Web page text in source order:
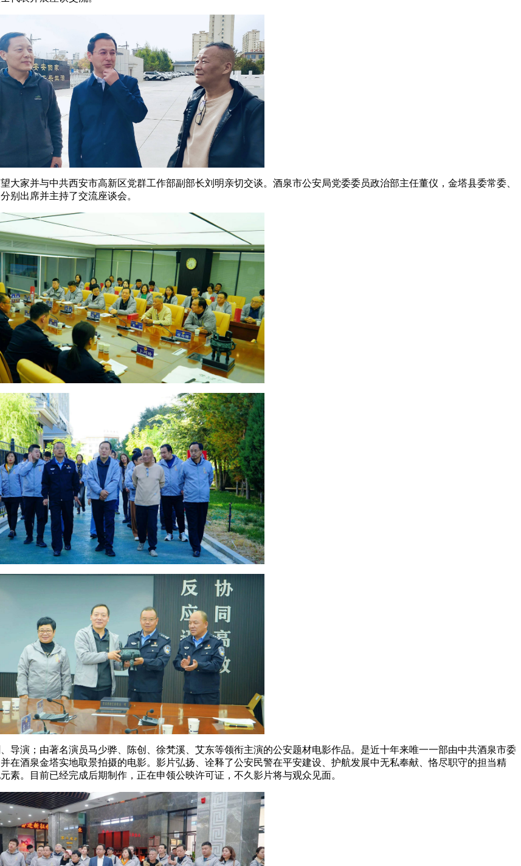
大家并与中共西安市高新区党群工作部副部长刘明亲切交谈。酒泉市公安局党委委员政治部主任董仪，金塔县委常委、
别出席并主持了交流座谈会。
导演；由著名演员马少骅、陈创、徐梵溪、艾东等领衔主演的公安题材电影作品。是近十年来唯一一部由中共酒泉市委
在酒泉金塔实地取景拍摄的电影。影片弘扬、诠释了公安民警在平安建设、护航发展中无私奉献、恪尽职守的担当精
。目前已经完成后期制作，正在申领公映许可证，不久影片将与观众见面。